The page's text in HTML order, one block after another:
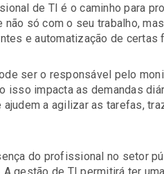
de TI é o caminho para
só com o seu trabalho,
e automatização de certas
ser o responsável pelo
isso impacta as demandas
a agilizar as tarefas,
do profissional no setor